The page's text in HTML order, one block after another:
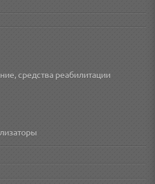
средства реабилитации